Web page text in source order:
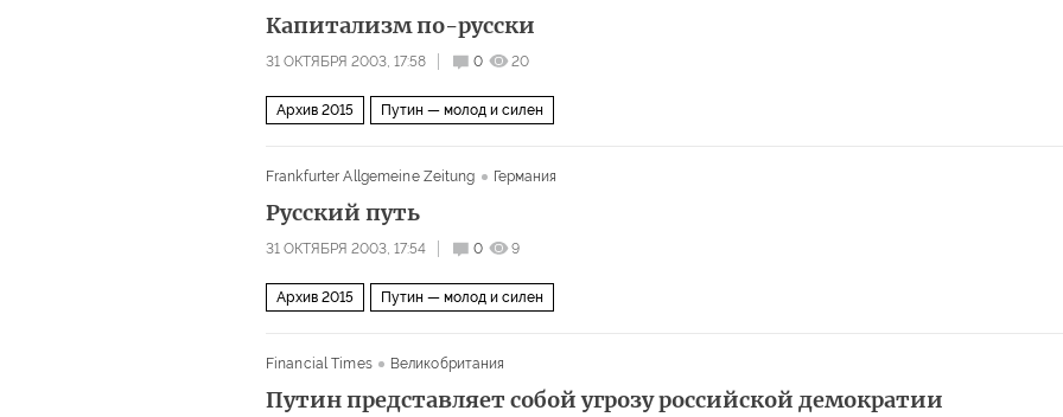
Капитализм по-русски
31 ОКТЯБРЯ 2003, 17:58 0 20
Архив 2015 Путин — молод и силен
Frankfurter Allgemeine Zeitung Германия
Русский путь
31 ОКТЯБРЯ 2003, 17:54 0 9
Архив 2015 Путин — молод и силен
Financial Times Великобритания
Путин представляет собой угрозу российской демократии